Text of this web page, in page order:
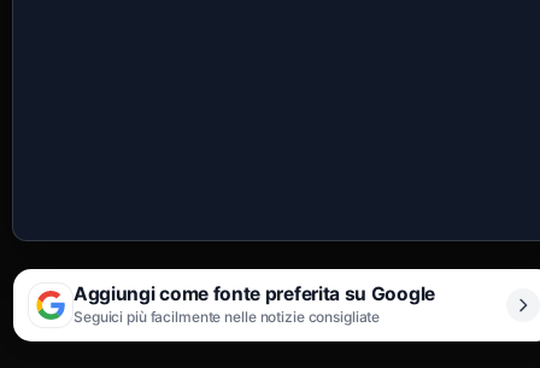
Aggiungi come fonte preferita su Google
Seguici più facilmente nelle notizie consigliate